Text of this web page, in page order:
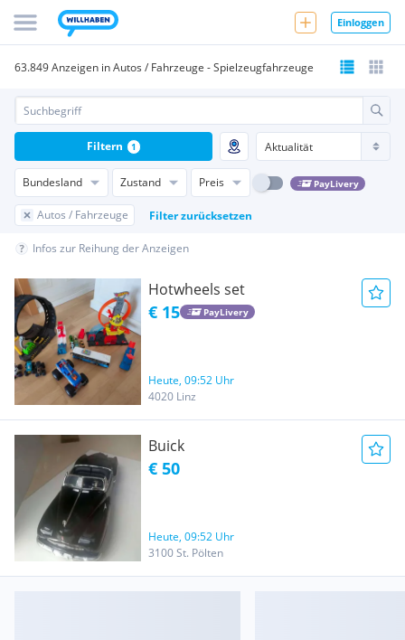
Einloggen
63.849 Anzeigen in Autos / Fahrzeuge - Spielzeugfahrzeuge
Bundesland Zustand Preis PayLivery
Autos / Fahrzeuge Filter zurücksetzen
Filtern 1
Infos zur Reihung der Anzeigen
Hotwheels set
€ 15 PayLivery
Heute, 09:52 Uhr
4020 Linz
Buick
€ 50
Heute, 09:52 Uhr
3100 St. Pölten